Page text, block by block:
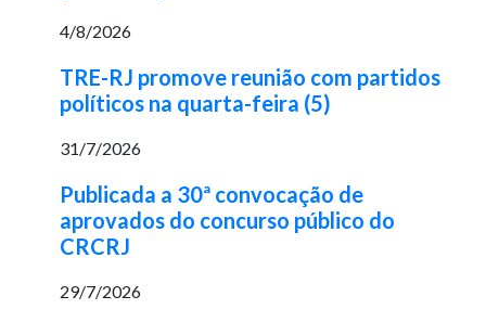
4/8/2026
TRE-RJ promove reunião com partidos
políticos na quarta-feira (5)
31/7/2026
Publicada a 30ª convocação de
aprovados do concurso público do
CRCRJ
29/7/2026